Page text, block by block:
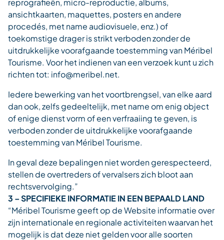
ansichtkaarten, maquettes, posters en andere
procedés, met name audiovisuele, enz.) of
toekomstige drager is strikt verboden zonder de
uitdrukkelijke voorafgaande toestemming van Méribel
Tourisme. Voor het indienen van een verzoek kunt u zich
richten tot: info@meribel.net.
Iedere bewerking van het voortbrengsel, van elke aard
dan ook, zelfs gedeeltelijk, met name om enig object
of enige dienst vorm of een verfraaiing te geven, is
verboden zonder de uitdrukkelijke voorafgaande
toestemming van Méribel Tourisme.
In geval deze bepalingen niet worden gerespecteerd,
stellen de overtreders of vervalsers zich bloot aan
rechtsvervolging.”
3 – SPECIFIEKE INFORMATIE IN EEN BEPAALD LAND
“Méribel Tourisme geeft op de Website informatie over
zijn internationale en regionale activiteiten waarvan het
mogelijk is dat deze niet gelden voor alle soorten